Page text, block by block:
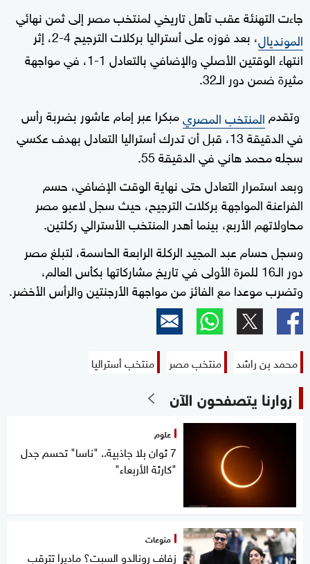
جاءت التهنئة عقب تأهل تاريخي لمنتخب مصر إلى ثمن نهائي
المونديال
، بعد فوزه على أستراليا بركلات الترجيح 4-2، إثر
انتهاء الوقتين الأصلي والإضافي بالتعادل 1-1، في مواجهة
مثيرة ضمن دور الـ32.
وتقدم المنتخب المصريمبكرا عبر إمام عاشور بضربة رأس
في الدقيقة 13، قبل أن تدرك أستراليا التعادل بهدف عكسي
سجله محمد هاني في الدقيقة 55.
وبعد استمرار التعادل حتى نهاية الوقت الإضافي، حسم
الفراعنة المواجهة بركلات الترجيح، حيث سجل لاعبو مصر
محاولاتهم الأربع، بينما أهدر المنتخب الأسترالي ركلتين.
وسجل حسام عبد المجيد الركلة الرابعة الحاسمة، لتبلغ مصر
دور الـ16 للمرة الأولى في تاريخ مشاركاتها بكأس العالم،
وتضرب موعدا مع الفائز من مواجهة الأرجنتين والرأس الأخضر.
محمد بن راشد منتخب مصر منتخب أستراليا
زوارنا يتصفحون الآن
علوم
7 ثوان بلا جاذبية.. "ناسا" تحسم جدل
"كارثة الأربعاء"
منوعات
زفاف رونالدو السبت؟ ماديرا تترقب